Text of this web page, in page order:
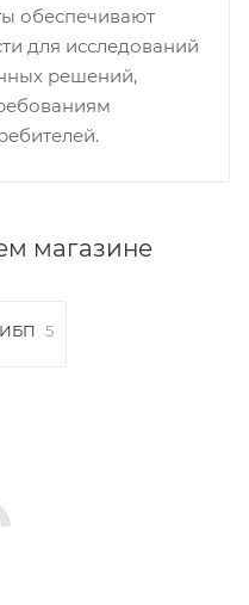
обеспечивают
для исследований
решений,
магазине
ИБП 5